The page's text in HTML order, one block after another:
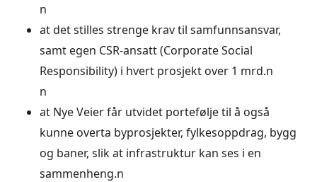
n
at det stilles strenge krav til samfunnsansvar,
samt egen CSR-ansatt (Corporate Social
Responsibility) i hvert prosjekt over 1 mrd.n
n
at Nye Veier får utvidet portefølje til å også
kunne overta byprosjekter, fylkesoppdrag, bygg
og baner, slik at infrastruktur kan ses i en
sammenheng.n